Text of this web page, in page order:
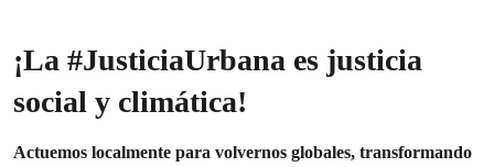
¡La #JusticiaUrbana es justicia
social y climática!
Actuemos localmente para volvernos globales, transformando